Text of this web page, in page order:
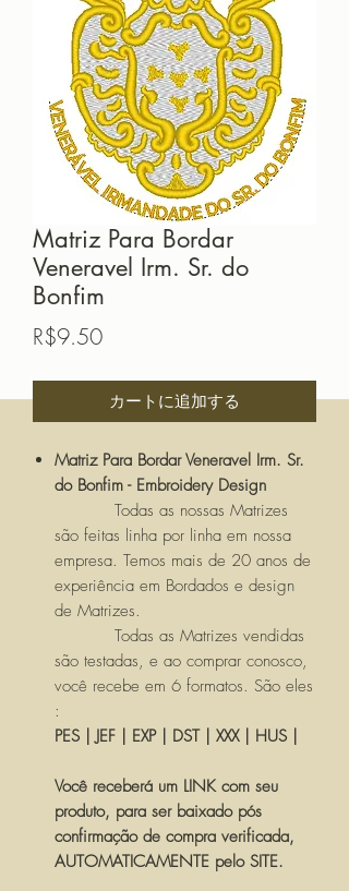
Matriz Para Bordar
Veneravel Irm. Sr. do
Bonfim
R$9.50価
カートに追加する
Matriz Para Bordar Veneravel Irm. Sr.
do Bonfim - Embroidery Design
Todas as nossas Matrizes
são feitas linha por linha em nossa
empresa. Temos mais de 20 anos de
experiência em Bordados e design
de Matrizes.
Todas as Matrizes vendidas
são testadas, e ao comprar conosco,
você recebe em 6 formatos. São eles
:
PES | JEF | EXP | DST | XXX | HUS |
Você receberá um LINK com seu
produto, para ser baixado pós
confirmação de compra verificada,
AUTOMATICAMENTE pelo SITE.